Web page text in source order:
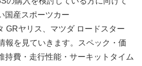
国産スポーツカー
GRヤリス、マツダ ロードスター
報を見ていきます。スペック・価
持費・走行性能・サーキットタイム